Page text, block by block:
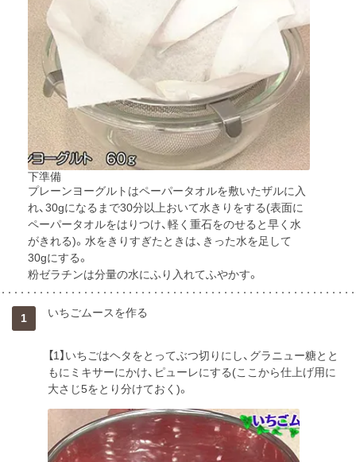
下準備
プレーンヨーグルトはペーパータオルを敷いたザルに入
れ、30gになるまで30分以上おいて水きりをする(表面に
ペーパータオルをはりつけ、軽く重石をのせると早く水
がきれる)。水をきりすぎたときは、きった水を足して
30gにする。
粉ゼラチンは分量の水にふり入れてふやかす。
1 いちごムースを作る
【1】いちごはヘタをとってぶつ切りにし、グラニュー糖とと
もにミキサーにかけ、ピューレにする(ここから仕上げ用に
大さじ5をとり分けておく)。